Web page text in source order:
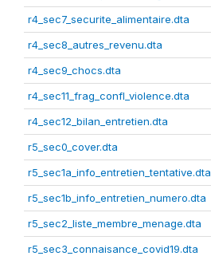
r4_sec7_securite_alimentaire.dta
r4_sec8_autres_revenu.dta
r4_sec9_chocs.dta
r4_sec11_frag_confl_violence.dta
r4_sec12_bilan_entretien.dta
r5_sec0_cover.dta
r5_sec1a_info_entretien_tentative.dta
r5_sec1b_info_entretien_numero.dta
r5_sec2_liste_membre_menage.dta
r5_sec3_connaisance_covid19.dta